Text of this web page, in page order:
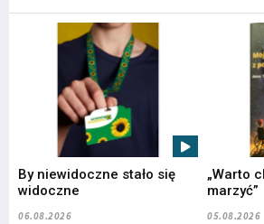
By niewidoczne stało się
widoczne
06.08.2026
„Warto
marzyć”
05.08.2026